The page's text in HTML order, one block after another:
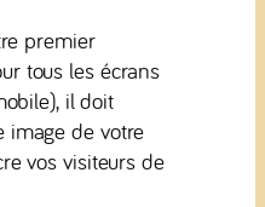
premier
tous les écrans
il doit
image de votre
vos visiteurs de